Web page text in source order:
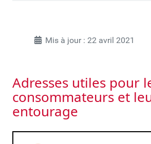
Mis à jour : 22 avril 2021
Adresses utiles pour
consommateurs et
entourage